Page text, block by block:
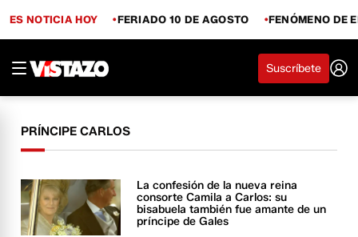
ES NOTICIA HOY FERIADO 10 DE AGOSTO FENÓMENO DE
Suscríbete
PRÍNCIPE CARLOS
La confesión de la nueva reina
consorte Camila a Carlos: su
bisabuela también fue amante de un
príncipe de Gales